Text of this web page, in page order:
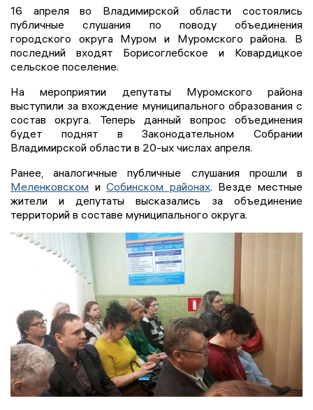
16 апреля во Владимирской области состоялись
публичные слушания по поводу объединения
городского округа Муром и Муромского района. В
последний входят Борисоглебское и Ковардицкое
сельское поселение.
На мероприятии депутаты Муромского района
выступили за вхождение муниципального образования с
состав округа. Теперь данный вопрос объединения
будет поднят в Законодательном Собрании
Владимирской области в 20-ых числах апреля.
Ранее, аналогичные публичные слушания прошли в
Меленковском иСобинском районах. Везде местные
жители и депутаты высказались за объединение
территорий в составе муниципального округа.